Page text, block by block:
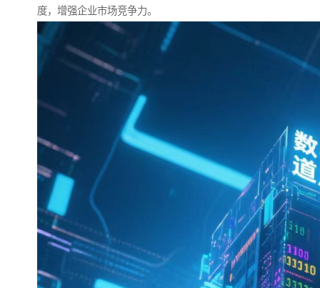
度，增强企业市场竞争力。​